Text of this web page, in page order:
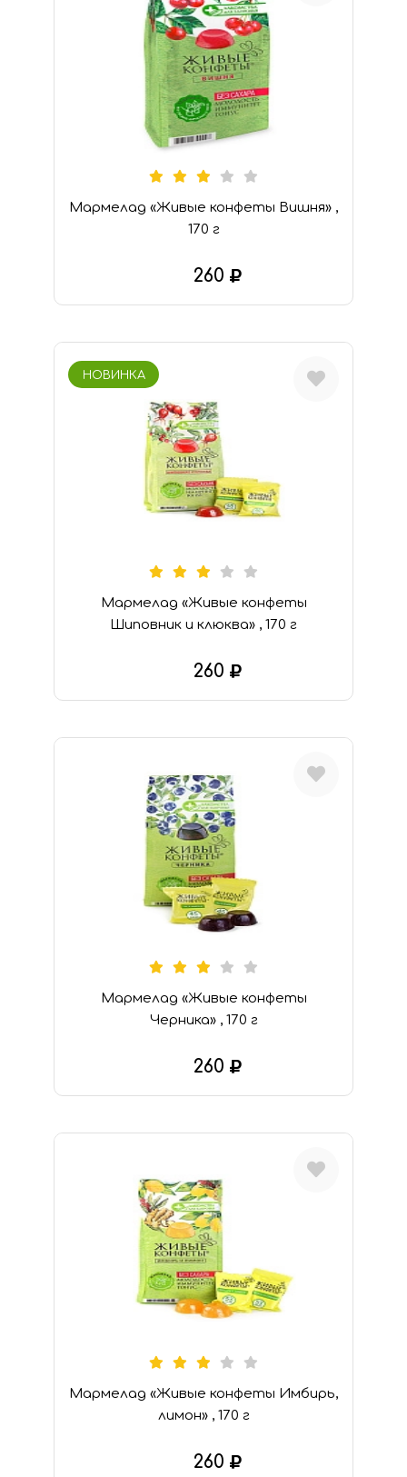
Мармелад «Живые конфеты Вишня» ,
170 г
260
НОВИНКА
Мармелад «Живые конфеты
Шиповник и клюква» , 170 г
260
Мармелад «Живые конфеты
Черника» , 170 г
260
Мармелад «Живые конфеты Имбирь,
лимон» , 170 г
260